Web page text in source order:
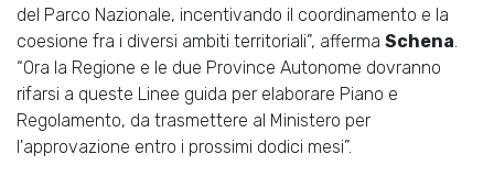
del Parco Nazionale, incentivando il coordinamento e la
coesione fra i diversi ambiti territoriali”, afferma Schena
“Ora la Regione e le due Province Autonome dovranno
rifarsi a queste Linee guida per elaborare Piano e
Regolamento, da trasmettere al Ministero per
l'approvazione entro i prossimi dodici mesi”.